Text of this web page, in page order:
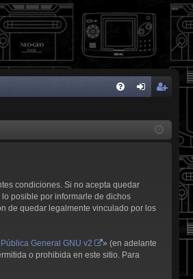
se
ist
condiciones. Si no acepta quedar
posible por informarle de dichos
de quedar legalmente vinculado por los
General GNU v2
» (en adelante
o prohibida en este sitio. Para